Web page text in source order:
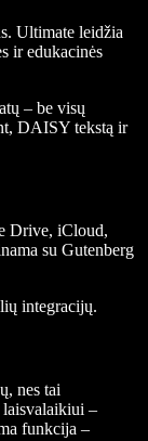
Ultimate leidžia
ir edukacinės
– be visų
DAISY tekstą ir
Drive, iCloud,
su Gutenberg
integracijų.
nes tai
laisvalaikiui –
funkcija –